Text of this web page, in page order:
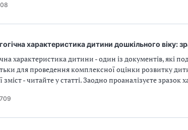
характеристика дитини дошкільного віку:
характеристика дитини - один із документів, які
для проведення комплексної оцінки розвитку
зміст - читайте у статті. Заодно проаналізуєте зразок